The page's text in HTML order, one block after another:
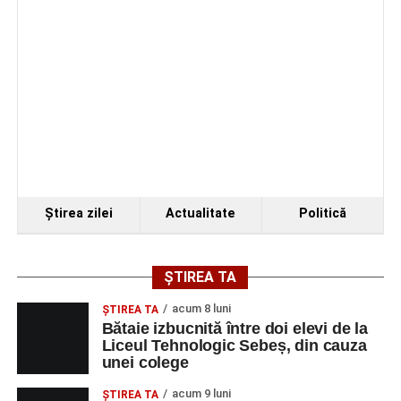
Spectacol de vals și tango „Armonii în
pași de dans”
Napoca).
AcompaniazăCluj Tango Orchestra:
Irina Indrei – pian
Robert Indrei – bandoneon
Ştirea zilei Actualitate Politică
ȘTIREA TA
ŞTIREA TA acum 8 luni
Bătaie izbucnită între doi elevi de la
Liceul Tehnologic Sebeș, din cauza
unei colege
ŞTIREA TA acum 9 luni